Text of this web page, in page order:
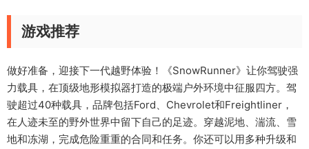
游戏推荐
做好准备，迎接下一代越野体验！《SnowRunner》让你驾驶强
力载具，在顶级地形模拟器打造的极端户外环境中征服四方。驾
驶超过40种载具，品牌包括Ford、Chevrolet和Freightliner，
在人迹未至的野外世界中留下自己的足迹。穿越泥地、湍流、雪
地和冻湖，完成危险重重的合同和任务。你还可以用多种升级和